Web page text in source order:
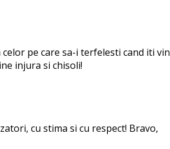
pe care sa-i terfelesti cand iti vin
injura si chisoli!
cu stima si cu respect! Bravo,